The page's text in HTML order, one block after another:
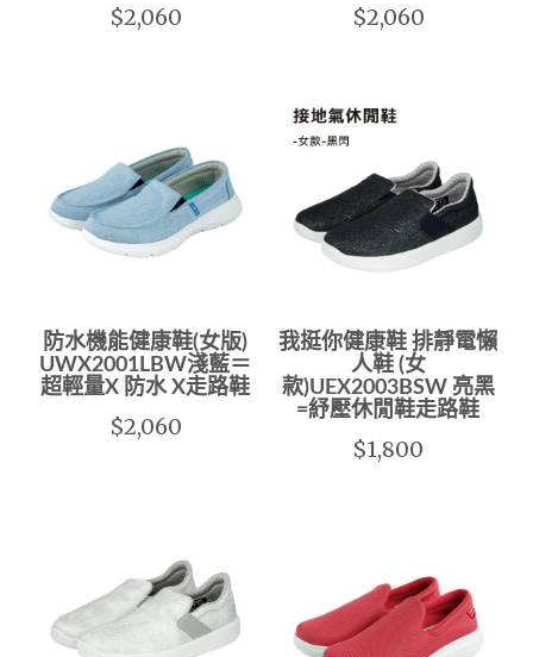
$2,060 $2,060
防水機能健康鞋(女版)
UWX2001LBW淺藍＝
超輕量X 防水 X走路鞋
$2,060
我挺你健康鞋 排靜電懶
人鞋 (女
款)UEX2003BSW 亮黑
=紓壓休閒鞋走路鞋
$1,800